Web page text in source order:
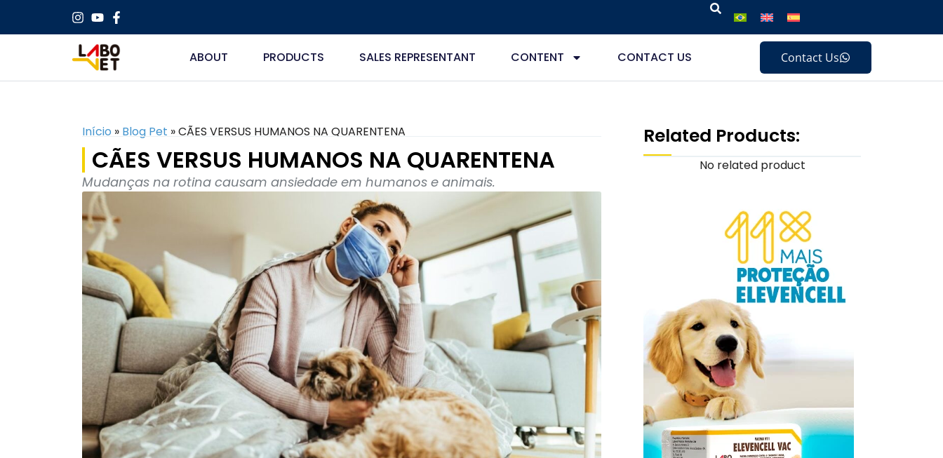
ABOUT PRODUCTS SALES REPRESENTANT CONTENT CONTACT US Contact Us
Início » Blog Pet »CÃES VERSUS HUMANOS NA QUARENTENA
CÃES VERSUS HUMANOS NA QUARENTENA
Mudanças na rotina causam ansiedade em humanos e animais.
Related Products:
No related product